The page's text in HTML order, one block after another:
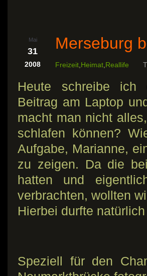
Mai
31
2008
Merseburg
Freizeit Heimat Reallife
Heute schreibe ich
Beitrag am Laptop
macht man nicht
schlafen können?
Aufgabe, Marianne,
zu zeigen. Da die
hatten und
verbrachten, wollten
Hierbei durfte
Speziell für den